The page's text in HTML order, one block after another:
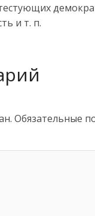
и т. п.
Обязательные